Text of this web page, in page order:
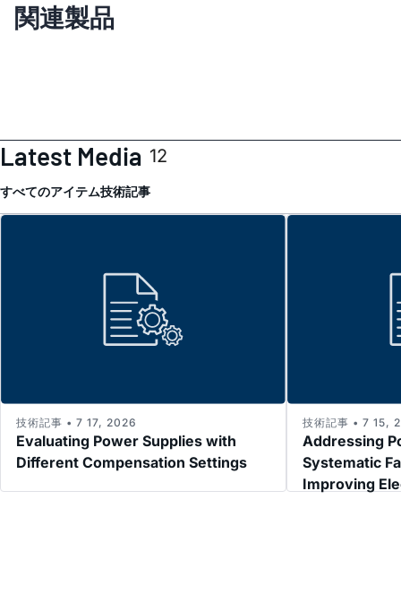
関連製品
Latest Media 12
すべてのアイテム技術記事
Evaluating Power Supplies with
Different Compensation Settings
技術記事 • 7 17, 2026
Addressing
Systematic
Improving
技術記事 • 7 15,